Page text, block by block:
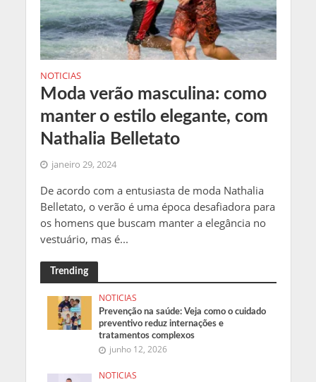
NOTICIAS
Moda verão masculina: como
manter o estilo elegante, com
Nathalia Belletato
janeiro 29, 2024
De acordo com a entusiasta de moda Nathalia
Belletato, o verão é uma época desafiadora para
os homens que buscam manter a elegância no
vestuário, mas é...
Trending
NOTICIAS
Prevenção na saúde: Veja como o cuidado
preventivo reduz internações e
tratamentos complexos
junho 12, 2026
NOTICIAS